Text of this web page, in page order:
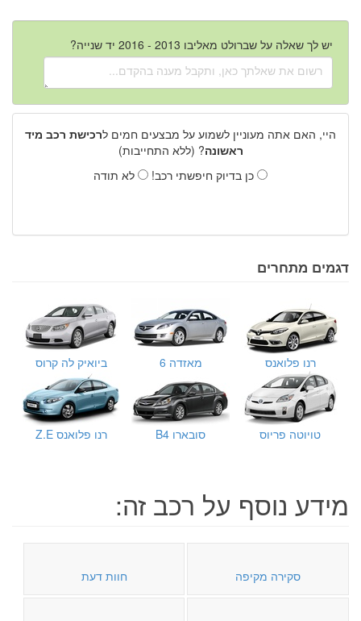
יש לך שאלה על שברולט מאליבו 2013 - 2016 יד שנייה?
היי, האם אתה מעוניין לשמוע על מבצעים חמים לרכישת רכב מיד
ראשונה? (ללא התחייבות)
כן בדיוק חיפשתי רכב!
לא תודה
דגמים מתחרים
רנו פלואנס מאזדה 6 ביואיק לה קרוס
טויוטה פריוס סובארו B4 רנו פלואנס Z.E
מידע נוסף על רכב זה:
סקירה מקיפה חוות דעת